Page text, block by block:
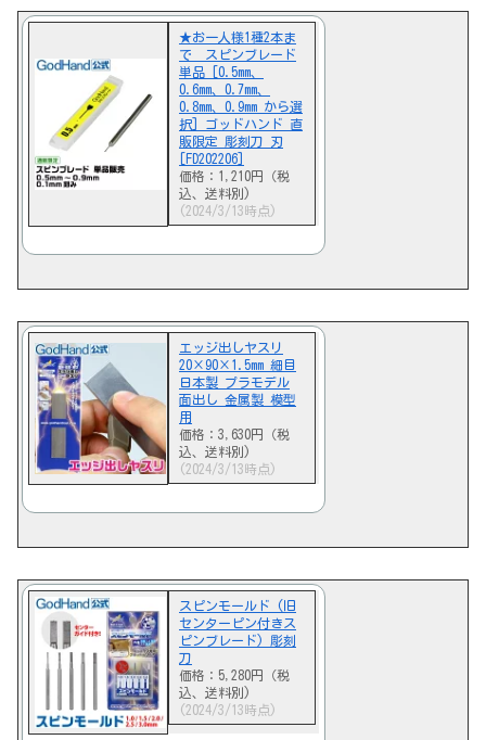
★お一人様1種2本ま
で スピンブレード
単品 [0.5mm、
0.6mm、0.7mm、
0.8mm、0.9mm から選
択] ゴッドハンド 直
販限定 彫刻刀 刃
[FD202206]
価格：1,210円（税
込、送料別)
(2024/3/13時点)
エッジ出しヤスリ
20×90×1.5mm 細目
日本製 プラモデル
面出し 金属製 模型
用
価格：3,630円（税
込、送料別)
(2024/3/13時点)
スピンモールド (旧
センターピン付きス
ピンブレード) 彫刻
刀
価格：5,280円（税
込、送料別)
(2024/3/13時点)